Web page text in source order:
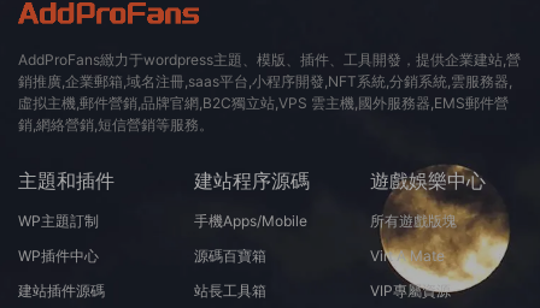
AddProFans緻力于wordpress主題、模版、插件、工具開發，提供企業建站,營
銷推廣,企業郵箱,域名注冊,saas平台,小程序開發,NFT系統,分銷系統,雲服務器,
虛拟主機,郵件營銷,品牌官網,B2C獨立站,VPS 雲主機,國外服務器,EMS郵件營
銷,網絡營銷,短信營銷等服務。
主題和插件
WP主題訂制
WP插件中心
建站插件源碼
建站程序源碼
手機Apps/Mobile
源碼百寶箱
站長工具箱
遊戲娛樂中心
所有遊戲版塊
Virt A Mate
VIP專屬資源